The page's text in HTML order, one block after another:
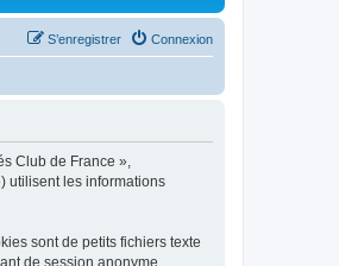
Connexion
S’enregistrer
Club de France »,
utilisent les informations
sont de petits fichiers texte
de session anonyme